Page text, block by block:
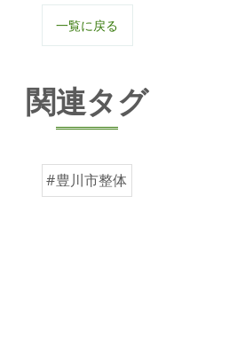
一覧に戻る
関連タグ
#豊川市整体